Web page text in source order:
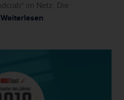
im Netz. Die
Weiterlesen